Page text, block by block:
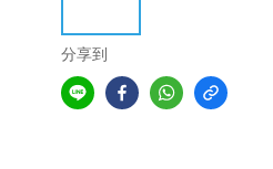
分享到